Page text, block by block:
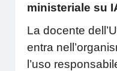
ministeriale su
La docente
entra
l’uso